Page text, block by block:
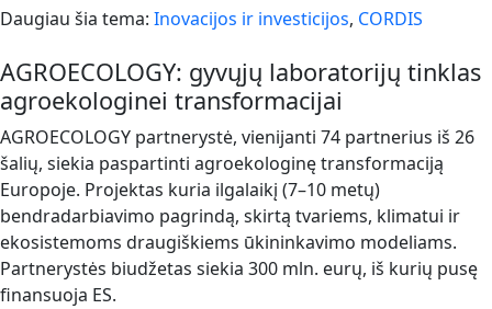
Daugiau šia tema: Inovacijos ir investicijos, CORDIS
AGROECOLOGY: gyvųjų laboratorijų tinklas
agroekologinei transformacijai
AGROECOLOGY partnerystė, vienijanti 74 partnerius iš 26
šalių, siekia paspartinti agroekologinę transformaciją
Europoje. Projektas kuria ilgalaikį (7–10 metų)
bendradarbiavimo pagrindą, skirtą tvariems, klimatui ir
ekosistemoms draugiškiems ūkininkavimo modeliams.
Partnerystės biudžetas siekia 300 mln. eurų, iš kurių pusę
finansuoja ES.